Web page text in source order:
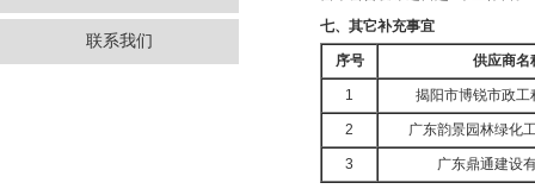
联系我们
七、其它补充事宜
序号 供应商名
1 揭阳市博锐市政工
2 广东韵景园林绿化
3 广东鼎通建设